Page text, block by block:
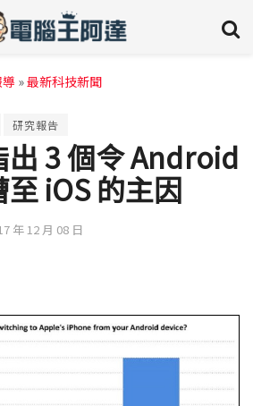
»最新科技新聞
研究報告
出 3 個令 Android
iOS 的主因
年 12 月 08 日